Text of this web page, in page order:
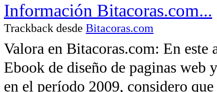
Información Bitacoras.com...
Trackback desde Bitacoras.com
Valora en Bitacoras.com: En
Ebook de diseño de paginas web
en el período 2009, considero